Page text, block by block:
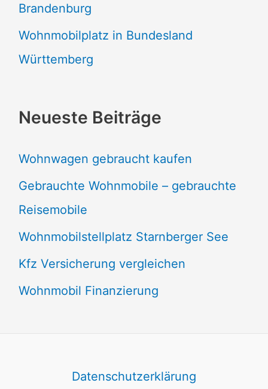
Brandenburg
Wohnmobilplatz in Bundesland
Württemberg
Neueste Beiträge
Wohnwagen gebraucht kaufen
Gebrauchte Wohnmobile – gebrauchte
Reisemobile
Wohnmobilstellplatz Starnberger See
Kfz Versicherung vergleichen
Wohnmobil Finanzierung
Datenschutzerklärung